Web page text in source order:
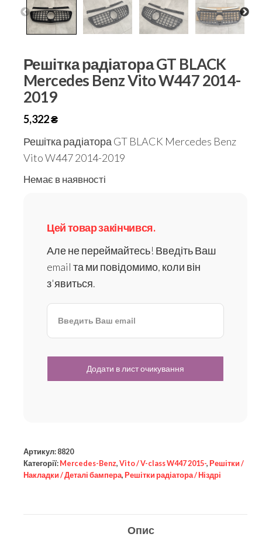
Решітка радіатора GT BLACK
Mercedes Benz Vito W447 2014-
2019
5,322₴
Решітка радіатора GT BLACK Mercedes Benz
Vito W447 2014-2019
Немає в наявності
Цей товар закінчився.
Але не переймайтесь! Введіть Ваш
email та ми повідомимо, коли він
з'явиться.
Артикул: 8820
Категорії: Mercedes-Benz, Vito / V-class W447 2015-, Решітки /
Накладки / Деталі бампера, Решітки радіатора / Ніздрі
Опис